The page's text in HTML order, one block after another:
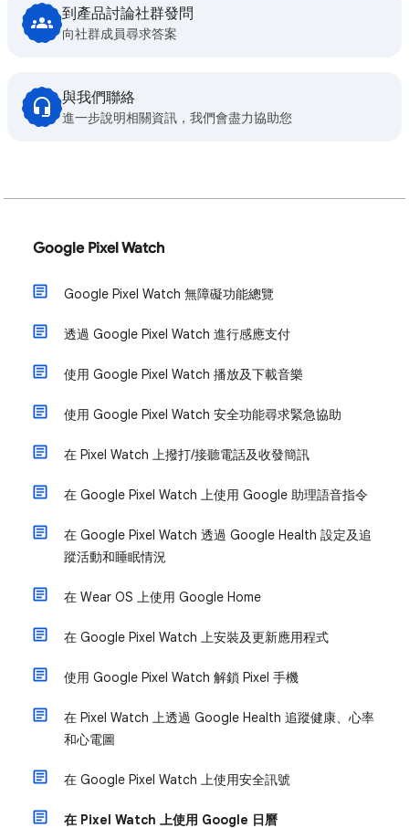
到產品討論社群發問
向社群成員尋求答案
與我們聯絡
進一步說明相關資訊，我們會盡力協助您
Google Pixel Watch
Google Pixel Watch 無障礙功能總覽
透過 Google Pixel Watch 進行感應支付
使用 Google Pixel Watch 播放及下載音樂
使用 Google Pixel Watch 安全功能尋求緊急協助
在 Pixel Watch 上撥打/接聽電話及收發簡訊
在 Google Pixel Watch 上使用 Google 助理語音指令
在 Google Pixel Watch 透過 Google Health 設定及追
蹤活動和睡眠情況
在 Wear OS 上使用 Google Home
在 Google Pixel Watch 上安裝及更新應用程式
使用 Google Pixel Watch 解鎖 Pixel 手機
在 Pixel Watch 上透過 Google Health 追蹤健康、心率
和心電圖
在 Google Pixel Watch 上使用安全訊號
在 Pixel Watch 上使用 Google 日曆